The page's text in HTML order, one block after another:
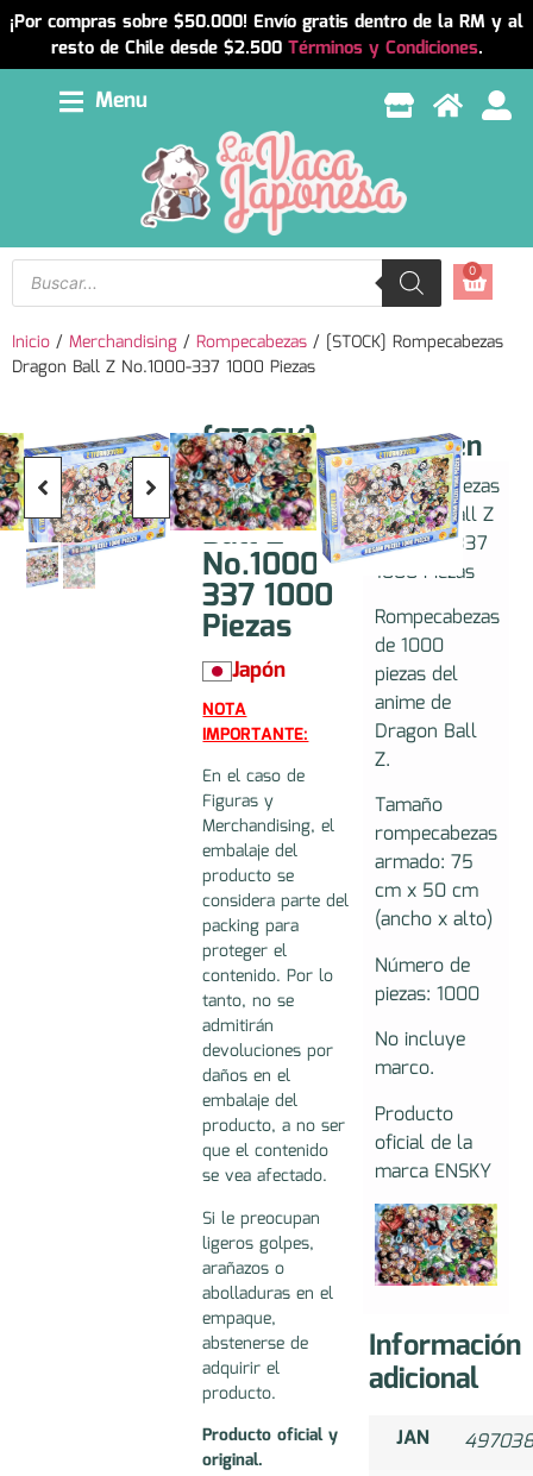
¡Por compras sobre $50.000! Envío gratis dentro de la RM y al
resto de Chile desde $2.500 Términos y Condiciones.
Menu
0
Inicio / Merchandising / Rompecabezas / [STOCK] Rompecabezas
Dragon Ball Z No.1000-337 1000 Piezas
[STOCK]
Rompecabezas
Dragon
Ball Z
No.1000-
337 1000
Piezas
Japón
NOTA
IMPORTANTE:
En el caso de
Figuras y
Merchandising, el
embalaje del
producto se
considera parte del
packing para
proteger el
contenido. Por lo
tanto, no se
admitirán
devoluciones por
daños en el
embalaje del
producto, a no ser
que el contenido
se vea afectado.
Si le preocupan
ligeros golpes,
arañazos o
abolladuras en el
empaque,
abstenerse de
adquirir el
producto.
Producto oficial y
original.
Resumen
Rompecabezas
Dragon Ball Z
No.1000-337
1000 Piezas
Rompecabezas
de 1000
piezas del
anime de
Dragon Ball
Z.
Tamaño
rompecabezas
armado: 75
cm x 50 cm
(ancho x alto)
Número de
piezas: 1000
No incluye
marco.
Producto
oficial de la
marca ENSKY
Información
adicional
JAN